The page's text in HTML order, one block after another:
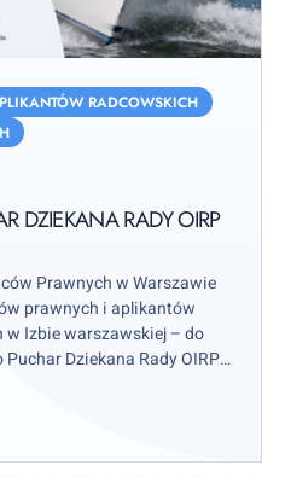
RADCOWSKICH
DZIEKANA RADY OIRP
Prawnych w Warszawie
prawnych i aplikantów
Izbie warszawskiej – do
Dziekana Rady OIRP
przy czym